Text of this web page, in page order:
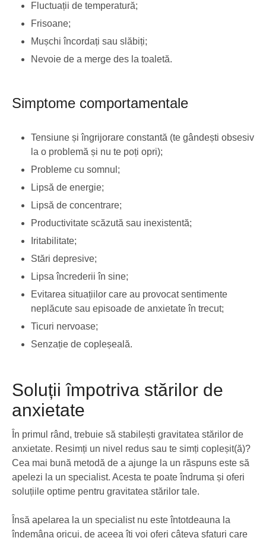
Fluctuații de temperatură;
Frisoane;
Mușchi încordați sau slăbiți;
Nevoie de a merge des la toaletă.
Simptome comportamentale
Tensiune și îngrijorare constantă (te gândești obsesiv
la o problemă și nu te poți opri);
Probleme cu somnul;
Lipsă de energie;
Lipsă de concentrare;
Productivitate scăzută sau inexistentă;
Iritabilitate;
Stări depresive;
Lipsa încrederii în sine;
Evitarea situațiilor care au provocat sentimente
neplăcute sau episoade de anxietate în trecut;
Ticuri nervoase;
Senzație de copleșeală.
Soluții împotriva stărilor de
anxietate
În primul rând, trebuie să stabilești gravitatea stărilor de
anxietate. Resimți un nivel redus sau te simți copleșit(ă)?
Cea mai bună metodă de a ajunge la un răspuns este să
apelezi la un specialist. Acesta te poate îndruma și oferi
soluțiile optime pentru gravitatea stărilor tale.
Însă apelarea la un specialist nu este întotdeauna la
îndemâna oricui, de aceea îți voi oferi câteva sfaturi care